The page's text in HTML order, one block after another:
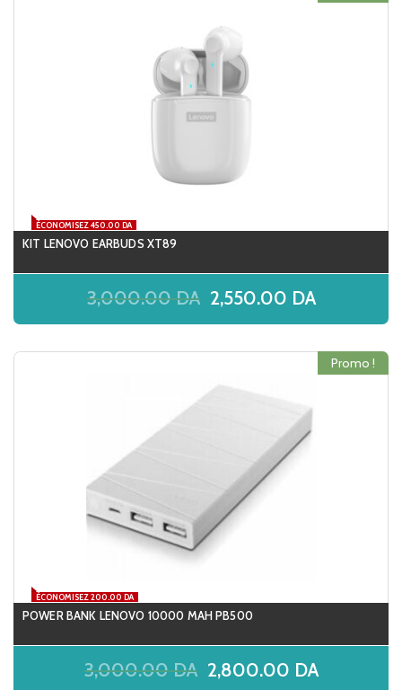
ÉCONOMISEZ 450.00 DA
KIT LENOVO EARBUDS XT89
3,000.00DA 2,550.00 DA
ÉCONOMISEZ 200.00 DA
Promo !
POWER BANK LENOVO 10000 MAH PB500
3,000.00DA 2,800.00 DA